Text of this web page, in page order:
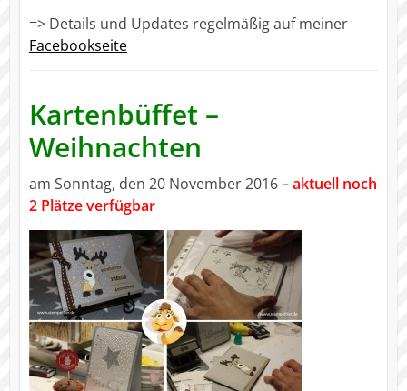
=> Details und Updates regelmäßig auf meiner
Facebookseite
Kartenbüffet –
Weihnachten
am Sonntag, den 20 November 2016– aktuell noch
2 Plätze verfügbar